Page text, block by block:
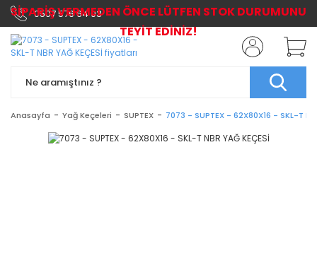
0507 576 64 03
Anasayfa Yağ Keçeleri SUPTEX 7073 - SUPTEX - 62X80X16 - SKL-T
SİPARİŞ VERMEDEN ÖNCE LÜTFEN STOK DURUMUNU
TEYİT EDİNİZ!